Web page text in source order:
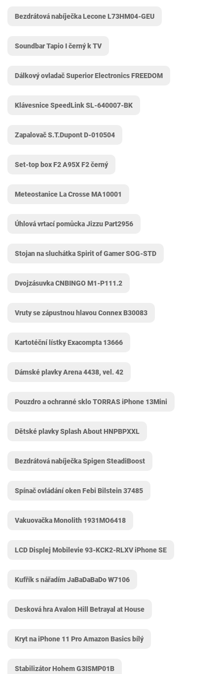
Bezdrátová nabíječka Lecone L73HM04-GEU
Soundbar Tapio I černý k TV
Dálkový ovladač Superior Electronics FREEDOM
Klávesnice SpeedLink ‎SL-640007-BK
Zapalovač S.T.Dupont ‎D-010504
Set-top box F2 A95X F2 černý
Meteostanice La Crosse ‎MA10001
Úhlová vrtací pomůcka Jizzu ‎Part2956
Stojan na sluchátka Spirit of Gamer SOG-STD
Dvojzásuvka CNBINGO M1-P111.2
Vruty se zápustnou hlavou Connex B30083
Kartotéční lístky Exacompta 13666
Dámské plavky Arena 4438, vel. 42
Pouzdro a ochranné sklo TORRAS iPhone 13Mini
Dětské plavky Splash About ‎HNPBPXXL
Bezdrátová nabíječka Spigen SteadiBoost
Spínač ovládání oken Febi Bilstein 37485
Vakuovačka Monolith 1931MO6418
LCD Displej Mobilevie 93-KCK2-RLXV iPhone SE
Kufřík s nářadím JaBaDaBaDo W7106
Desková hra Avalon Hill Betrayal at House
Kryt na iPhone 11 Pro Amazon Basics bílý
Stabilizátor Hohem G3ISMP01B